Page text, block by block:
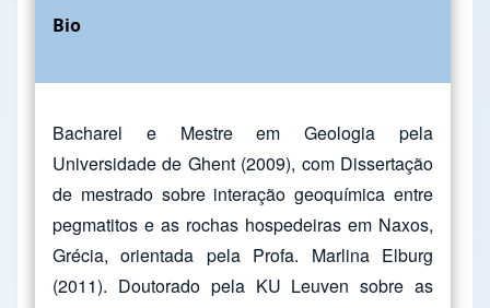
Bio
Bacharel e Mestre em Geologia pela
Universidade de Ghent (2009), com Dissertação
de mestrado sobre interação geoquímica entre
pegmatitos e as rochas hospedeiras em Naxos,
Grécia, orientada pela Profa. Marlina Elburg
(2011). Doutorado pela KU Leuven sobre as